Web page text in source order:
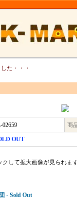
た・・・
02659 商
OUT
して拡大画像が見られま
- Sold Out